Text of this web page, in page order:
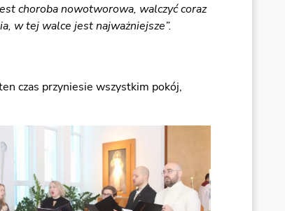
choroba nowotworowa, walczyć coraz
w tej walce jest najważniejsze”.
czas przyniesie wszystkim pokój,